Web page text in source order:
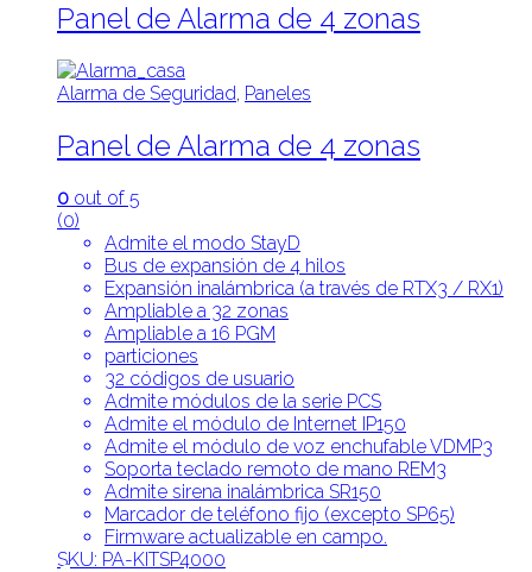
Panel de Alarma de 4 zonas
Alarma de Seguridad, Paneles
Panel de Alarma de 4 zonas
0 out of 5
(0)
Admite el modo StayD
Bus de expansión de 4 hilos
Expansión inalámbrica (a través de RTX3 / RX1)
Ampliable a 32 zonas
Ampliable a 16 PGM
particiones
32 códigos de usuario
Admite módulos de la serie PCS
Admite el módulo de Internet IP150
Admite el módulo de voz enchufable VDMP3
Soporta teclado remoto de mano REM3
Admite sirena inalámbrica SR150
Marcador de teléfono fijo (excepto SP65)
Firmware actualizable en campo.
SKU: PA-KITSP4000